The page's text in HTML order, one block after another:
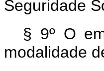
Seguridade
§ 9º O
modalidade